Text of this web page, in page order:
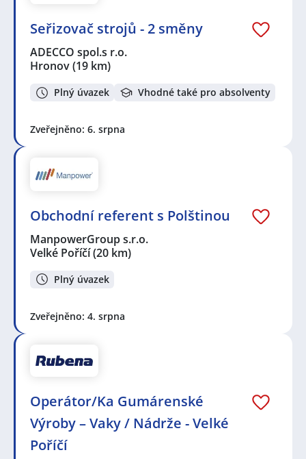
Seřizovač strojů - 2 směny
ADECCO spol.s r.o.
Hronov(19 km)
Plný úvazek Vhodné také pro absolventy
Zveřejněno: 6. srpna
Obchodní referent s Polštinou
ManpowerGroup s.r.o.
Velké Poříčí(20 km)
Plný úvazek
Zveřejněno: 4. srpna
Operátor/Ka Gumárenské
Výroby – Vaky / Nádrže - Velké
Poříčí